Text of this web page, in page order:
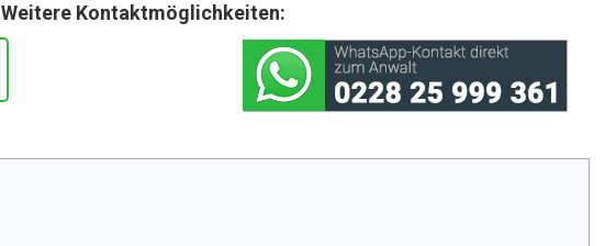
Weitere Kontaktmöglichkeiten: